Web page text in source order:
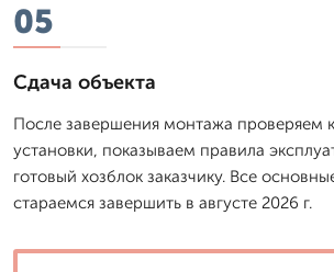
05
Сдача объекта
После завершения монтажа проверяем
установки, показываем правила
готовый хозблок заказчику. Все
стараемся завершить в августе 2026 г.